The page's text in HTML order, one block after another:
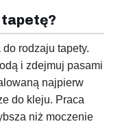
tapetę?
rodzaju tapety.
i zdejmuj pasami
najpierw
do kleju. Praca
niż moczenie